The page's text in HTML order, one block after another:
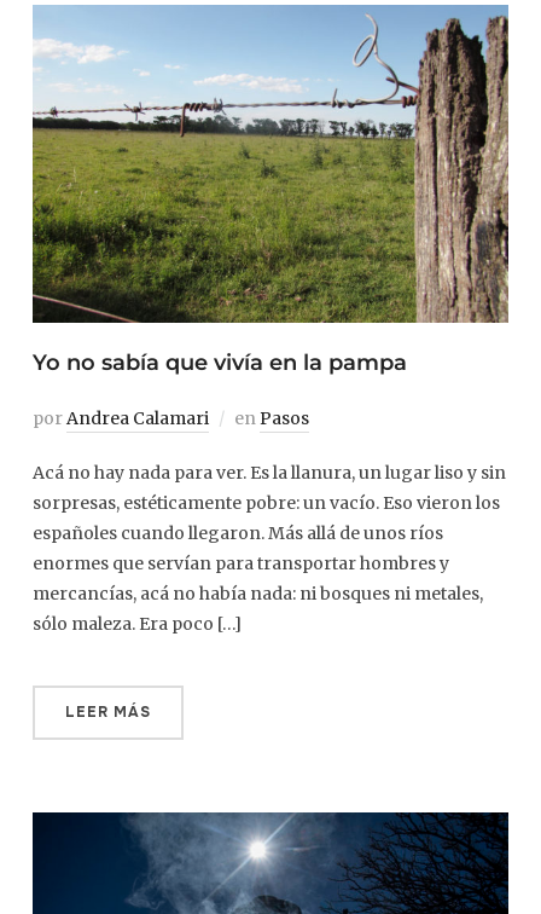
Yo no sabía que vivía en la pampa
por Andrea Calamari en Pasos
Acá no hay nada para ver. Es la llanura, un lugar liso y sin
sorpresas, estéticamente pobre: un vacío. Eso vieron los
españoles cuando llegaron. Más allá de unos ríos
enormes que servían para transportar hombres y
mercancías, acá no había nada: ni bosques ni metales,
sólo maleza. Era poco […]
LEER MÁS